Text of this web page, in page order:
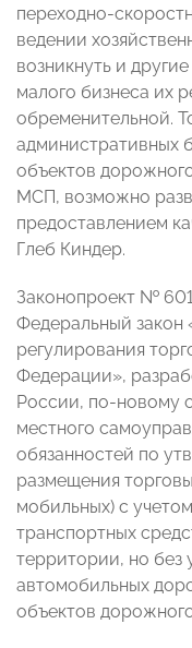
переходно-
ведении
возникнуть и
малого бизнеса их
обременительной.
административных
объектов
МСП, возможно
предоставлением
Глеб Киндер.
Законопроект №
Федеральный закон
регулирования
Федерации»,
России, по-новому
местного
обязанностей по
размещения
мобильных) с
транспортных
территории, но без
автомобильных
объектов